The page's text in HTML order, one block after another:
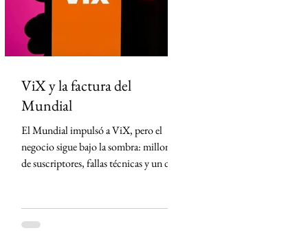
México desde Arizona y la violencia
ligada al crimen o
ViX y la factura del
Mundial
El Mundial impulsó a ViX, pero el
negocio sigue bajo la sombra: millones
de suscriptores, fallas técnicas y un dato
representó la mayor apuesta de
TelevisaUnivision desde el lanzamiento